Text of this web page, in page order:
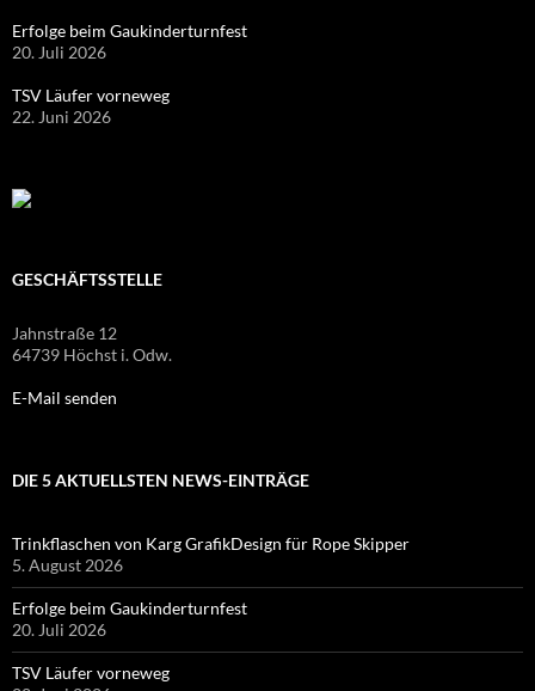
Erfolge beim Gaukinderturnfest
20. Juli 2026
TSV Läufer vorneweg
22. Juni 2026
GESCHÄFTSSTELLE
Jahnstraße 12
64739 Höchst i. Odw.
E-Mail senden
DIE 5 AKTUELLSTEN NEWS-EINTRÄGE
Trinkflaschen von Karg GrafikDesign für Rope Skipper
5. August 2026
Erfolge beim Gaukinderturnfest
20. Juli 2026
TSV Läufer vorneweg